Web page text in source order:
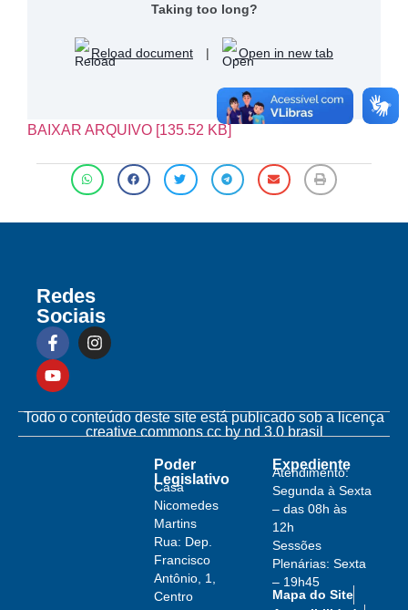
Taking too long?
Reload document | Open in new tab
BAIXAR ARQUIVO [135.52 KB]
Redes
Sociais
Todo o conteúdo deste site está publicado sob a licença
creative commons cc by nd 3.0 brasil
Poder
Legislativo
Casa
Nicomedes
Martins
Rua: Dep.
Francisco
Antônio, 1,
Centro
Expediente
Atendimento:
Segunda à Sexta
– das 08h às
12h
Sessões
Plenárias: Sexta
– 19h45
Mapa do Site